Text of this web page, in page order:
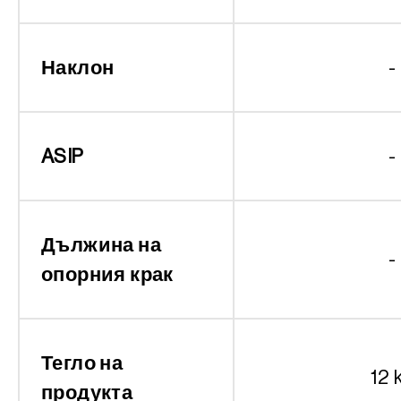
Наклон -
ASIP -
Дължина на
опорния крак
-
Тегло на
продукта
12